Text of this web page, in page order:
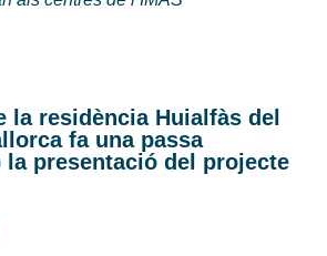
la residència Huialfàs del
fa una passa
la presentació del projecte